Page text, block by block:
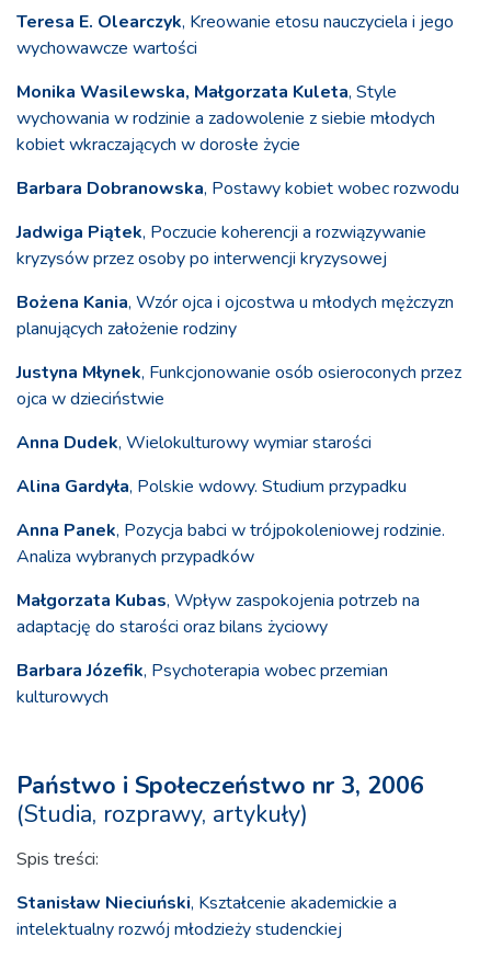
Teresa E. Olearczyk, Kreowanie etosu nauczyciela i jego
wychowawcze wartości
Monika Wasilewska, Małgorzata Kuleta, Style
wychowania w rodzinie a zadowolenie z siebie młodych
kobiet wkraczających w dorosłe życie
Barbara Dobranowska, Postawy kobiet wobec rozwodu
Jadwiga Piątek, Poczucie koherencji a rozwiązywanie
kryzysów przez osoby po interwencji kryzysowej
Bożena Kania, Wzór ojca i ojcostwa u młodych mężczyzn
planujących założenie rodziny
Justyna Młynek, Funkcjonowanie osób osieroconych przez
ojca w dzieciństwie
Anna Dudek, Wielokulturowy wymiar starości
Alina Gardyła, Polskie wdowy. Studium przypadku
Anna Panek, Pozycja babci w trójpokoleniowej rodzinie.
Analiza wybranych przypadków
Małgorzata Kubas, Wpływ zaspokojenia potrzeb na
adaptację do starości oraz bilans życiowy
Barbara Józefik, Psychoterapia wobec przemian
kulturowych
Państwo i Społeczeństwo nr 3, 2006
(Studia, rozprawy, artykuły)
Spis treści:
Stanisław Nieciuński, Kształcenie akademickie a
intelektualny rozwój młodzieży studenckiej